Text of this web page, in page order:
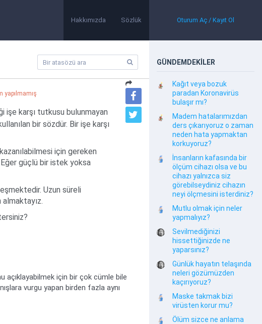
Hakkımızda Sözlük Oturum Aç / Kayıt Ol
yapılmamış
işe karşı tutkusu bulunmayan
bir sözdür. Bir işe karşı
için gereken
güçlü bir istek yoksa
Uzun süreli
almaktayız.
açıklayabilmek için bir çok cümle bile
vurgu yapan birden fazla aynı
GÜNDEMDEKİLER
Kağıt veya bozuk
paradan Koronavirüs
bulaşır mı?
Madem hatalarımızdan
ders çıkarıyoruz o zaman
neden hata yapmaktan
korkuyoruz?
İnsanların kafasında bir
ölçüm cihazı olsa ve bu
cihazı yalnızca siz
görebilseydiniz cihazın
neyi ölçmesini isterdiniz?
Mutlu olmak için neler
yapmalıyız?
Sevilmediğinizi
hissettiğinizde ne
yaparsınız?
Günlük hayatın telaşında
neleri gözümüzden
kaçırıyoruz?
Maske takmak bizi
virüsten korur mu?
Ölüm sizce ne anlama